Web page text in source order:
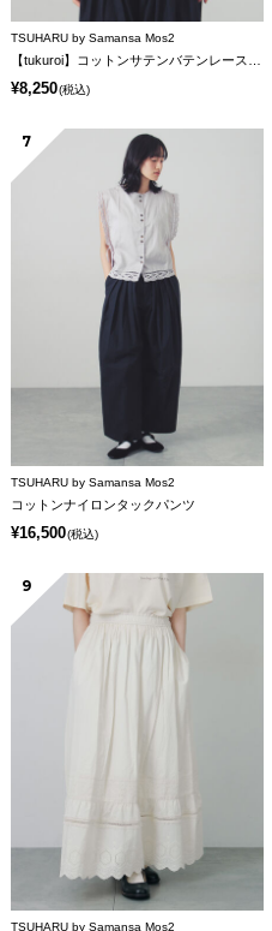
TSUHARU by Samansa Mos2
¥8,250(税込)
7
TSUHARU by Samansa Mos2
コットンナイロンタックパンツ
¥16,500(税込)
9
TSUHARU by Samansa Mos2